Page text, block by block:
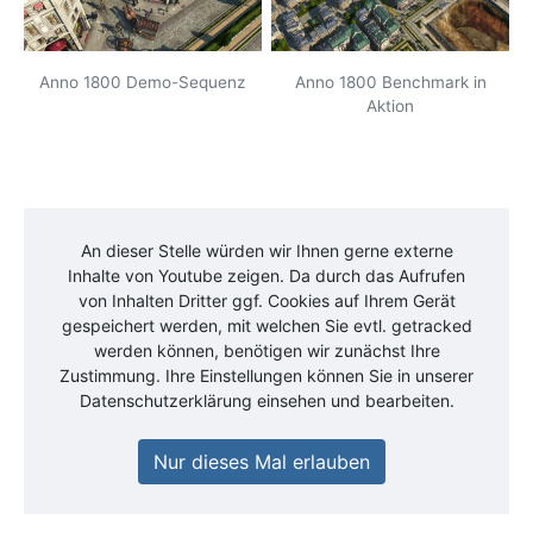
Anno 1800 Demo-Sequenz
Anno 1800 Benchmark in
Aktion
An dieser Stelle würden wir Ihnen gerne externe
Inhalte von Youtube zeigen. Da durch das Aufrufen
von Inhalten Dritter ggf. Cookies auf Ihrem Gerät
gespeichert werden, mit welchen Sie evtl. getracked
werden können, benötigen wir zunächst Ihre
Zustimmung. Ihre Einstellungen können Sie in unserer
Datenschutzerklärung einsehen und bearbeiten.
Nur dieses Mal erlauben